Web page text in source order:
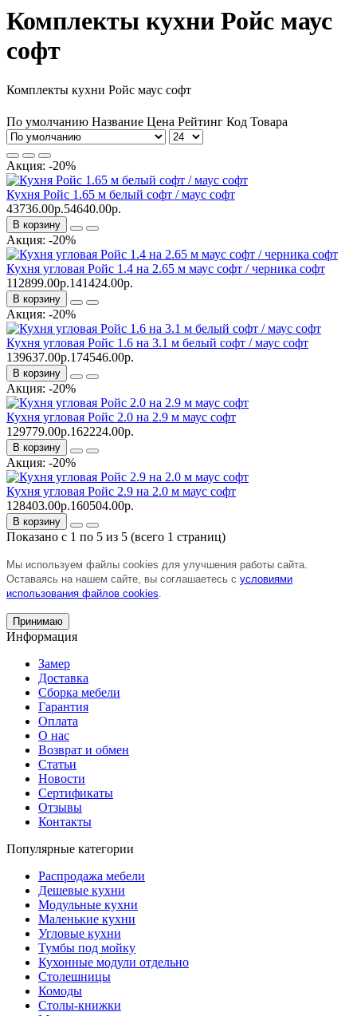
Комплекты кухни Ройс маус
софт
Комплекты кухни Ройс маус софт
По умолчанию Название Цена Рейтинг Код Товара
Акция: -20%
Кухня Ройс 1.65 м белый софт / маус софт
43736.00р.54640.00р.
В корзину
Акция: -20%
Кухня угловая Ройс 1.4 на 2.65 м маус софт / черника софт
112899.00р.141424.00р.
В корзину
Акция: -20%
Кухня угловая Ройс 1.6 на 3.1 м белый софт / маус софт
139637.00р.174546.00р.
В корзину
Акция: -20%
Кухня угловая Ройс 2.0 на 2.9 м маус софт
129779.00р.162224.00р.
В корзину
Акция: -20%
Кухня угловая Ройс 2.9 на 2.0 м маус софт
128403.00р.160504.00р.
В корзину
Показано с 1 по 5 из 5 (всего 1 страниц)
Мы используем файлы cookies для улучшения работы сайта.
Оставаясь на нашем сайте, вы соглашаетесь с условиями
использования файлов cookies.
Принимаю
Информация
Замер
Доставка
Сборка мебели
Гарантия
Оплата
О нас
Возврат и обмен
Статьи
Новости
Сертификаты
Отзывы
Контакты
Популярные категории
Распродажа мебели
Дешевые кухни
Модульные кухни
Маленькие кухни
Угловые кухни
Тумбы под мойку
Кухонные модули отдельно
Столешницы
Комоды
Столы-книжки